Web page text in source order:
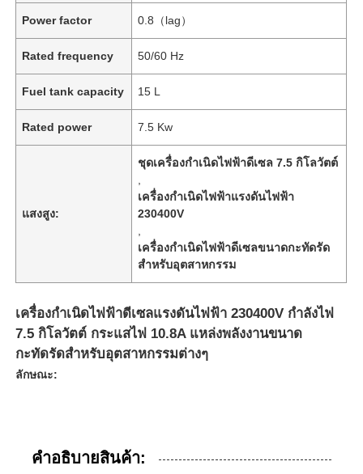
Power factor 0.8（lag）
Rated frequency 50/60 Hz
Fuel tank capacity 15 L
Rated power 7.5 Kw
แสงสูง:
ชุดเครื่องกำเนิดไฟฟ้าดีเซล 7.5 กิโลวัตต์
เครื่องกำเนิดไฟฟ้าแรงดันไฟฟ้า
230400V
เครื่องกำเนิดไฟฟ้าดีเซลขนาดกะทัดรัด
สำหรับอุตสาหกรรม
เครื่องกำเนิดไฟฟ้าดีเซลแรงดันไฟฟ้า 230400V กำลังไฟ
7.5 กิโลวัตต์ กระแสไฟ 10.8A แหล่งพลังงานขนาด
กะทัดรัดสำหรับอุตสาหกรรมต่างๆ
ลักษณะ:
คําอธิบายสินค้า: